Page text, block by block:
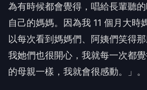
為有時候都會覺得，唱給長輩聽
自己的媽媽。因為我 11 個月大時
以每次看到媽媽們、阿姨們笑得
我她們也很開心，我就每一次都
的母親一樣，我就會很感動。」。